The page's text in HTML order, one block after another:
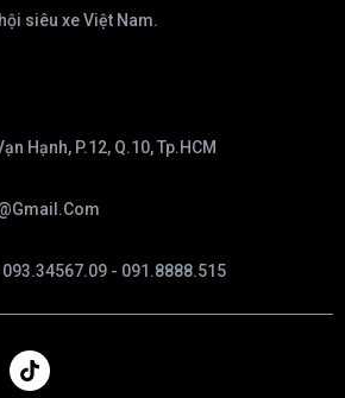
siêu xe Việt Nam.
Hạnh, P.12, Q.10, Tp.HCM
- 091.8888.515